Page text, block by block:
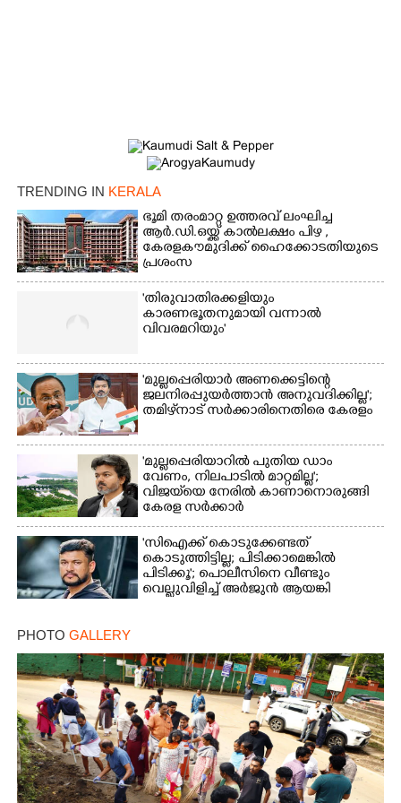
TRENDING IN KERALA
ഭൂമി തരംമാറ്റ ഉത്തരവ് ലംഘിച്ച
ആർ.ഡി.ഒയ്ക്ക് കാൽലക്ഷം പിഴ ,​
കേരളകൗമുദിക്ക് ഹൈക്കോടതിയുടെ
പ്രശംസ
'തിരുവാതിരക്കളിയും
കാരണഭൂതനുമായി വന്നാൽ
വിവരമറിയും '
'മുല്ലപ്പെരിയാർ അണക്കെട്ടിന്റെ
ജലനിരപ്പുയർത്താൻ അനുവദിക്കില്ല';
തമിഴ്‌നാട് സർക്കാരിനെതിരെ കേരളം
'മുല്ലപ്പെരിയാറിൽ പുതിയ ഡാം
വേണം, നിലപാടിൽ മാറ്റമില്ല';
വിജയ്‌യെ നേരിൽ കാണാനൊരുങ്ങി
കേരള സർക്കാർ
'സിഐക്ക് കൊടുക്കേണ്ടത്
കൊടുത്തിട്ടില്ല; പിടിക്കാമെങ്കിൽ
പിടിക്കൂ'; പൊലീസിനെ വീണ്ടും
വെല്ലുവിളിച്ച് അർജുൻ ആയങ്കി
PHOTO GALLERY